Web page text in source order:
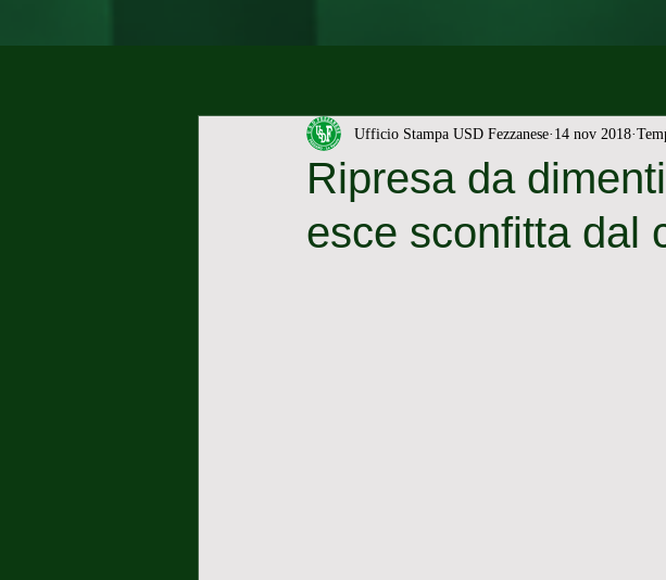
Ripresa da
esce sconfitta dal
Ufficio Stampa USD Fezzanese 14 nov 2018